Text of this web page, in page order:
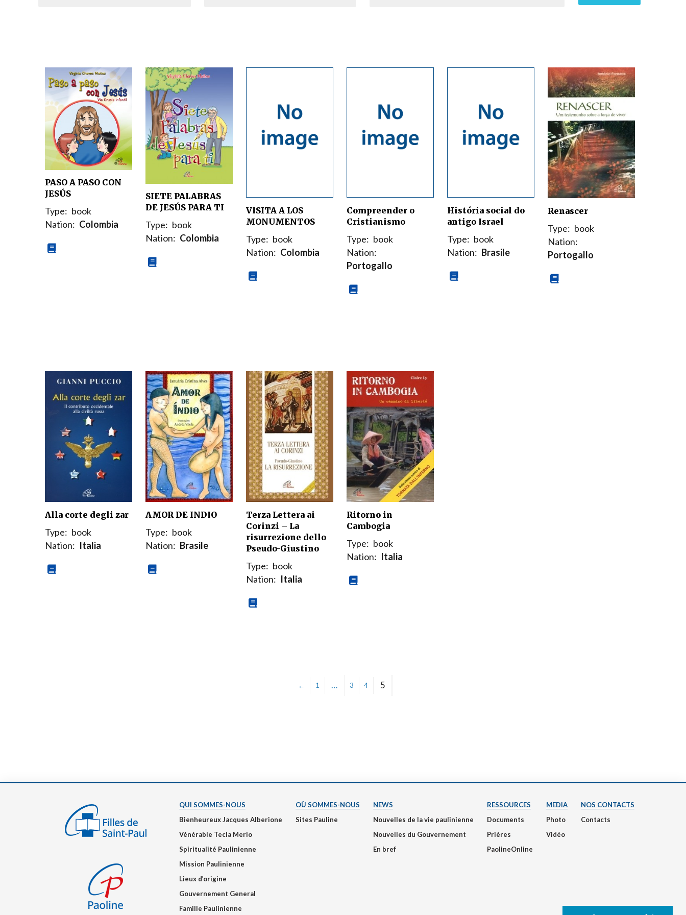
PASO A PASO CON
JESÚS
Type: book
Nation: Colombia
SIETE PALABRAS
DE JESÚS PARA TI
Type: book
Nation: Colombia
VISITA A LOS
MONUMENTOS
Type: book
Nation: Colombia
Compreender o
Cristianismo
Type: book
Nation:
Portogallo
História social do
antigo Israel
Type: book
Nation: Brasile
Renascer
Type: book
Nation:
Portogallo
Alla corte degli zar
Type: book
Nation: Italia
AMOR DE INDIO
Type: book
Nation: Brasile
Terza Lettera ai
Corinzi – La
risurrezione dello
Pseudo-Giustino
Type: book
Nation: Italia
Ritorno in
Cambogia
Type: book
Nation: Italia
← 1 … 3 4 5
QUI SOMMES-NOUS
Bienheureux Jacques Alberione
Vénérable Tecla Merlo
Spiritualité Paulinienne
Mission Paulinienne
Lieux d’origine
Gouvernement General
Famille Paulinienne
OÙ SOMMES-NOUS
Sites Pauline
NEWS
Nouvelles de la vie paulinienne
Nouvelles du Gouvernement
En bref
RESSOURCES
Documents
Prières
PaolineOnline
MEDIA
Photo
Vidéo
NOS CONTACTS
Contacts